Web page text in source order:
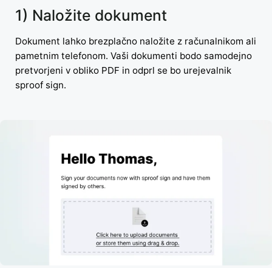
1) Naložite dokument
Dokument lahko brezplačno naložite z računalnikom ali
pametnim telefonom. Vaši dokumenti bodo samodejno
pretvorjeni v obliko PDF in odprl se bo urejevalnik
sproof sign.